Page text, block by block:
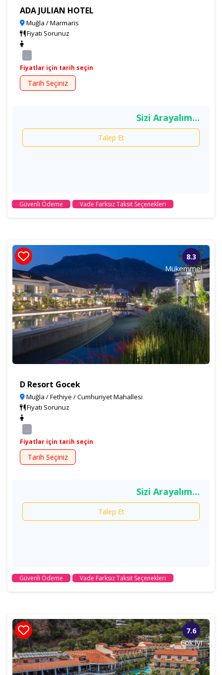
ADA JULIAN HOTEL
Muğla / Marmaris
Fiyatı Sorunuz
...
Fiyatlar için tarih seçin
Tarih Seçiniz
Sizi Arayalım...
Talep Et
Güvenli Ödeme Vade Farksız Taksit Seçenekleri
8.3
Mükemmel
D Resort Gocek
Muğla / Fethiye / Cumhuriyet Mahallesi
Fiyatı Sorunuz
...
Fiyatlar için tarih seçin
Tarih Seçiniz
Sizi Arayalım...
Talep Et
Güvenli Ödeme Vade Farksız Taksit Seçenekleri
7.6
Çok İyi